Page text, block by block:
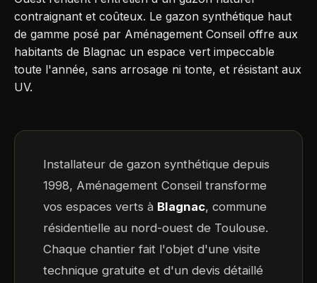
contraignant et coûteux. Le gazon synthétique haut
de gamme posé par Aménagement Conseil offre aux
habitants de Blagnac un espace vert impeccable
toute l'année, sans arrosage ni tonte, et résistant aux
UV.
Installateur de gazon synthétique depuis
1998, Aménagement Conseil transforme
vos espaces verts à Blagnac, commune
résidentielle au nord-ouest de Toulouse.
Chaque chantier fait l'objet d'une visite
technique gratuite et d'un devis détaillé